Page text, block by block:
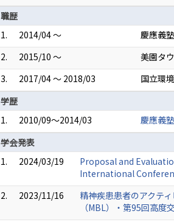
職歴
1.
2014/04 ～
慶應義
2.
2015/10 ～
美園タ
3.
2017/04 ～ 2018/03
国立環
学歴
1.
2010/09～2014/03
慶應義
学会発表
1.
2024/03/19
Proposal and
International
2.
2023/11/16
精神疾患患者のアクテ
（MBL）・第95回高